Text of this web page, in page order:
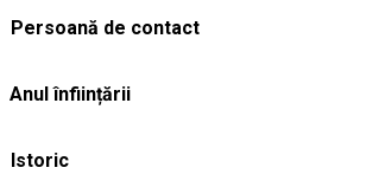
Persoană de contact
Anul înființării
Istoric